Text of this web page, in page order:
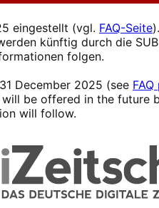
eingestellt (vgl. FAQ-Seite).
künftig durch die
folgen.
December 2025 (see
be offered in the future
will follow.